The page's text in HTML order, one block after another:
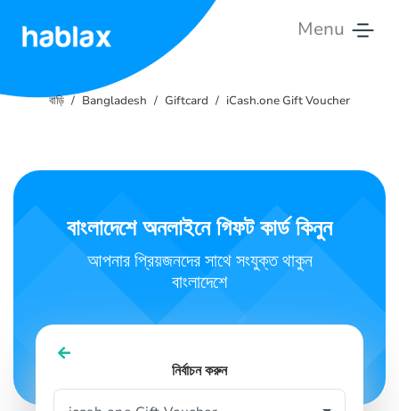
Menu
যোগাযোগ
বাড়ি Bangladesh Giftcard iCash.one Gift Voucher
বাংলাদেশে অনলাইনে গিফট কার্ড কিনুন
আপনার প্রিয়জনদের সাথে সংযুক্ত থাকুন
বাংলাদেশে
নির্বাচন করুন